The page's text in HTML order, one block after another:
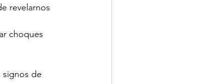
revelarnos
choques
signos de